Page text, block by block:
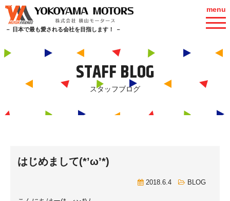
－ 日本で最も愛される会社を目指します！ －
menu
STAFF BLOG
スタッフブログ
はじめまして(*’ω’*)
2018.6.4 BLOG